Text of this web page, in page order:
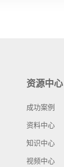
资源中心
成功案例
资料中心
知识中心
视频中心